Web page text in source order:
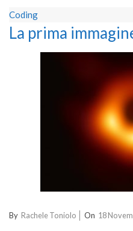
Coding
La prima
2020-
By Rachele Toniolo On 18